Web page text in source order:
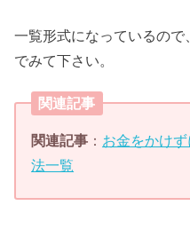
一覧形式になっているの
でみて下さい。
関連記事
関連記事 ： お金をかけ
法一覧